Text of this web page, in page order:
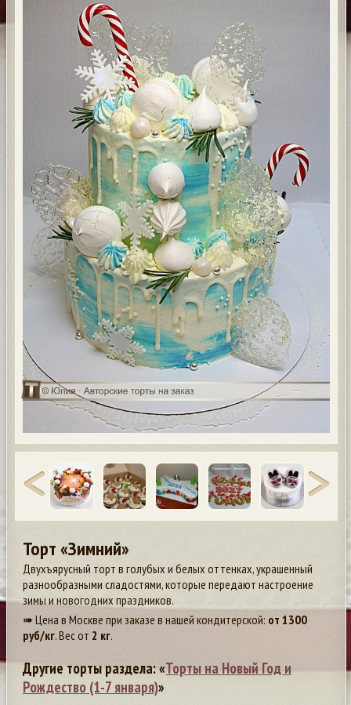
Торт «Зимний»
Двухъярусный торт в голубых и белых оттенках, украшенный
разнообразными сладостями, которые передают настроение
зимы и новогодних праздников.
➠ Цена в Москве при заказе в нашей кондитерской: от 1300
руб/кг. Вес от 2 кг.
Другие торты раздела: «Торты на Новый Год и
Рождество (1-7 января)»